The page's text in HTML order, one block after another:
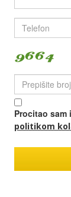
Procitao sam
politikom
Izjava